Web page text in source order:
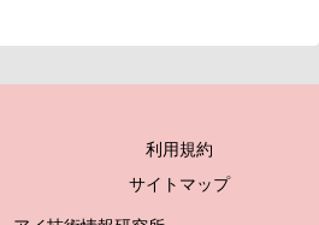
利用規約
サイトマップ